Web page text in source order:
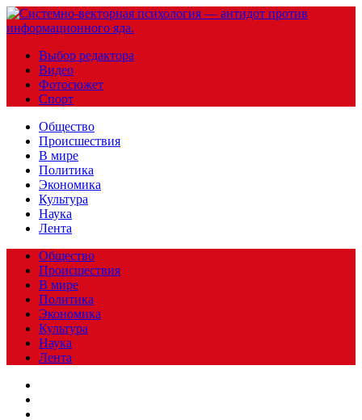
Выбор редактора
Видео
Фотосюжет
Спорт
Общество
Происшествия
В мире
Политика
Экономика
Культура
Наука
Лента
Общество
Происшествия
В мире
Политика
Экономика
Культура
Наука
Лента